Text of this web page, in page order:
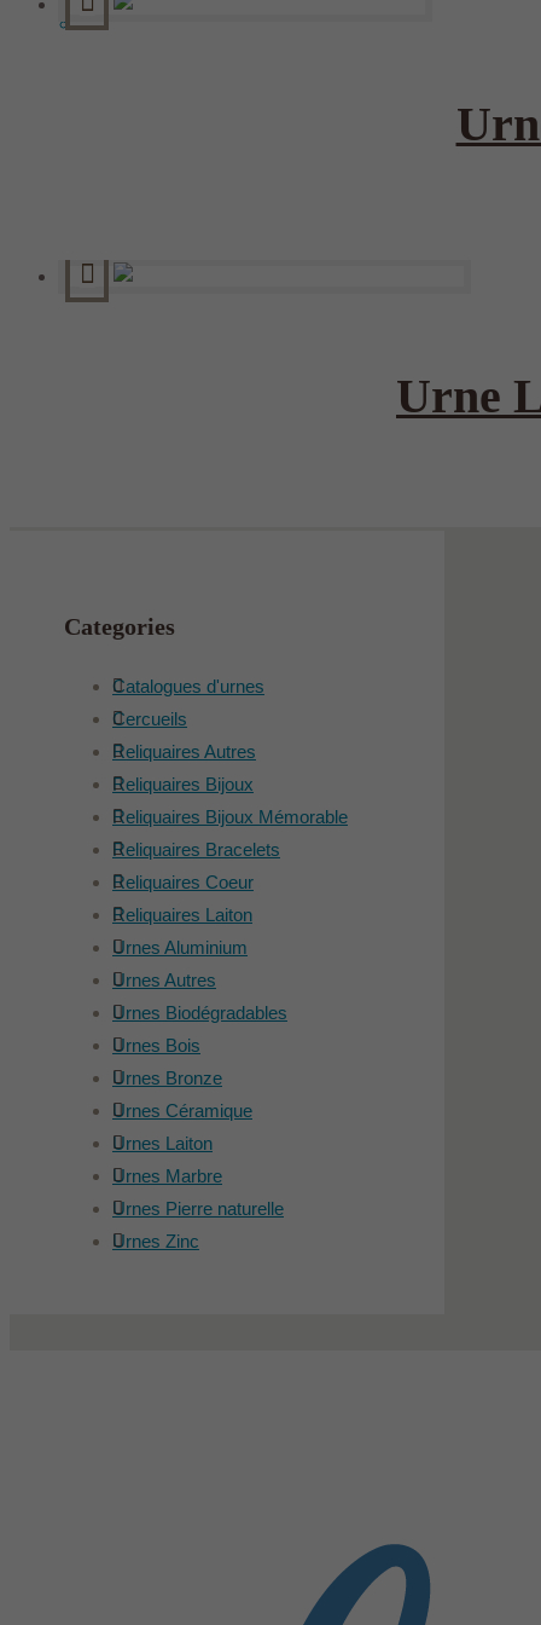
Évaluation des services Le Sieur
Dans les médias
Urne
Categories
Catalogues d'urnes
Cercueils
Reliquaires Autres
Reliquaires Bijoux
Reliquaires Bijoux Mémorable
Reliquaires Bracelets
Reliquaires Coeur
Reliquaires Laiton
Urnes Aluminium
Urnes Autres
Urnes Biodégradables
Urnes Bois
Urnes Bronze
Urnes Céramique
Urnes Laiton
Urnes Marbre
Urnes Pierre naturelle
Urnes Zinc